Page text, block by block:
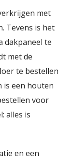
met
Tevens is het
dakpaneel te
met de
te bestellen
is een houten
voor
alles is
en een